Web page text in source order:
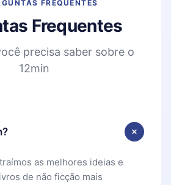
FREQUENTES
Frequentes
precisa saber sobre o
12min
as melhores ideias e
de não ficção mais